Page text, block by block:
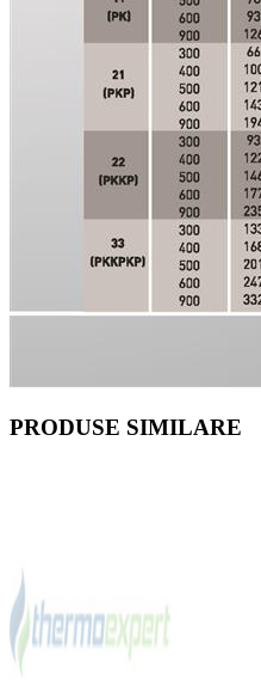
PRODUSE SIMILARE